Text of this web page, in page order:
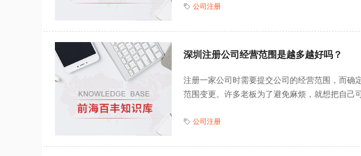
公司注册
深圳注册公司经营范围是越多越好吗？
注册一家公司时需要提交公司的经营范围，而
范围变更。许多老板为了避免麻烦，就想把自己
公司注册